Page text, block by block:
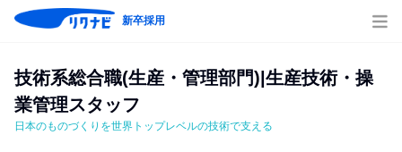
新卒採用
技術系総合職(生産・管理部門)|生産技術・操
業管理スタッフ
日本のものづくりを世界トップレベルの技術で支える